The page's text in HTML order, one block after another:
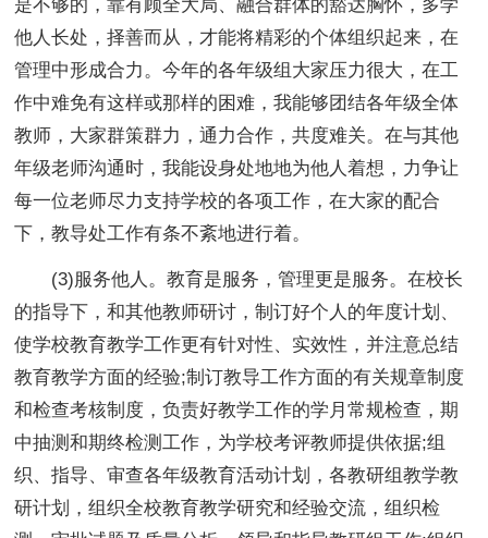
是不够的，靠有顾全大局、融合群体的豁达胸怀，多学
他人长处，择善而从，才能将精彩的个体组织起来，在
管理中形成合力。今年的各年级组大家压力很大，在工
作中难免有这样或那样的困难，我能够团结各年级全体
教师，大家群策群力，通力合作，共度难关。在与其他
年级老师沟通时，我能设身处地地为他人着想，力争让
每一位老师尽力支持学校的各项工作，在大家的配合
下，教导处工作有条不紊地进行着。
(3)服务他人。教育是服务，管理更是服务。在校长
的指导下，和其他教师研讨，制订好个人的年度计划、
使学校教育教学工作更有针对性、实效性，并注意总结
教育教学方面的经验;制订教导工作方面的有关规章制度
和检查考核制度，负责好教学工作的学月常规检查，期
中抽测和期终检测工作，为学校考评教师提供依据;组
织、指导、审查各年级教育活动计划，各教研组教学教
研计划，组织全校教育教学研究和经验交流，组织检